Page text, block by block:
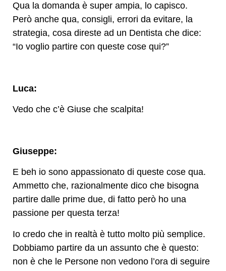
Qua la domanda è super ampia, lo capisco.
Però anche qua, consigli, errori da evitare, la
strategia, cosa direste ad un Dentista che dice:
“Io voglio partire con queste cose qui?”
Luca:
Vedo che c’è Giuse che scalpita!
Giuseppe:
E beh io sono appassionato di queste cose qua.
Ammetto che, razionalmente dico che bisogna
partire dalle prime due, di fatto però ho una
passione per questa terza!
Io credo che in realtà è tutto molto più semplice.
Dobbiamo partire da un assunto che è questo:
non è che le Persone non vedono l’ora di seguire